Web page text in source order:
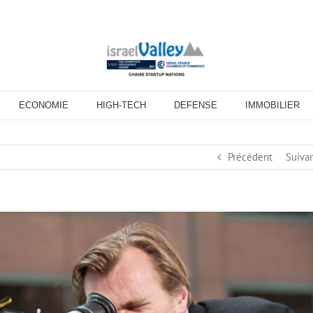
ECONOMIE HIGH-TECH DEFENSE IMMOBILIER
Précédent